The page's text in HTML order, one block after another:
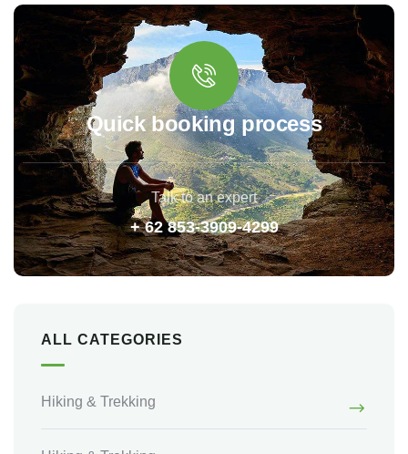
Quick booking process
Talk to an expert
+ 62 853-3909-4299
ALL CATEGORIES
Hiking & Trekking